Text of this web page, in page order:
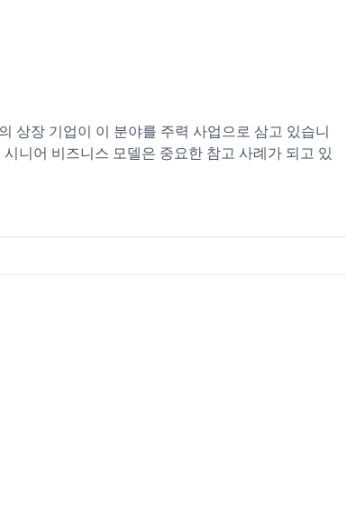
상장 기업이 이 분야를 주력 사업으로 삼고 있습니
니어 비즈니스 모델은 중요한 참고 사례가 되고 있